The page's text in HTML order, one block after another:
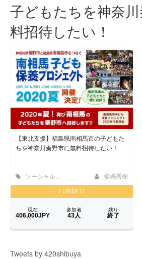
子どもたちを神奈
料招待したい！
Tweets by 420shibuya